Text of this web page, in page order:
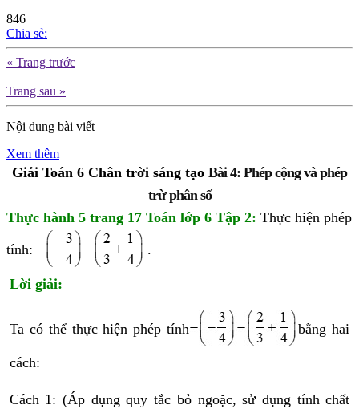
846
Chia sẻ:
« Trang trước
Trang sau »
Nội dung bài viết
Xem thêm
Giải Toán 6 Chân trời sáng tạo Bài 4: Phép cộng và phép
trừ phân số
Thực hành 5 trang 17 Toán lớp 6 Tập 2: Thực hiện phép
tính:
.
Lời giải:
Ta có thể thực hiện phép tính bằng hai
cách:
Cách 1: (Áp dụng quy tắc bỏ ngoặc, sử dụng tính chất